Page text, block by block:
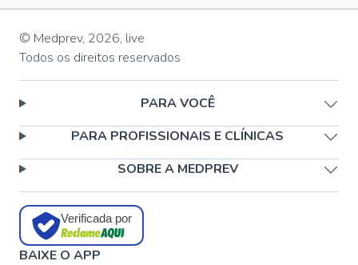
© Medprev, 2026, live
Todos os direitos reservados
PARA VOCÊ
PARA PROFISSIONAIS E CLÍNICAS
SOBRE A MEDPREV
Verificada por
BAIXE O APP